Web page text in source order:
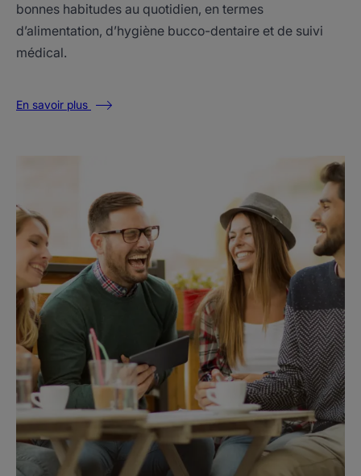
bonnes habitudes au quotidien, en termes
d’alimentation, d’hygiène bucco-dentaire et de suivi
médical.
En savoir plus